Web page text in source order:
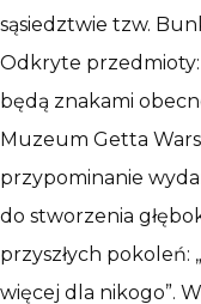
sąsiedztwie tzw.
Odkryte
będą znakami
Muzeum Getta
przypominanie
do stworzenia
przyszłych pokoleń:
więcej dla nikogo”.